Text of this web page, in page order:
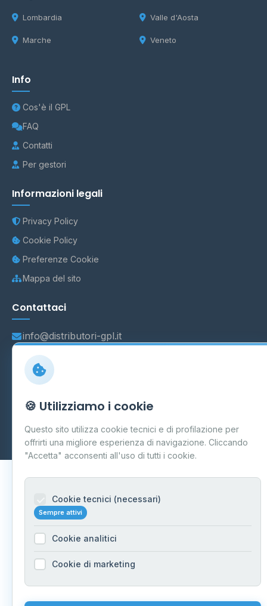
Lombardia
Marche
Valle d'Aosta
Veneto
Info
Cos'è il GPL
FAQ
Contatti
Per gestori
Informazioni legali
Privacy Policy
Cookie Policy
Preferenze Cookie
Mappa del sito
Contattaci
info@distributori-gpl.it
Carpi P.IVA 03859300364
Dati forniti daMinistero delle Imprese e del Made in Italy
Aggiornamento quotidiano
🍪 Utilizziamo i cookie
Questo sito utilizza cookie tecnici e di profilazione per
offrirti una migliore esperienza di navigazione. Cliccando
"Accetta" acconsenti all'uso di tutti i cookie.
Cookie tecnici (necessari)
Sempre attivi
Cookie analitici
Cookie di marketing